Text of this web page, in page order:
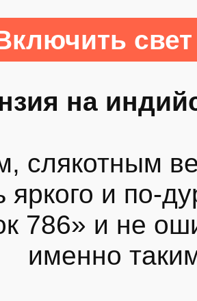
на
слякотным
яркого и по-
786» и не
именно